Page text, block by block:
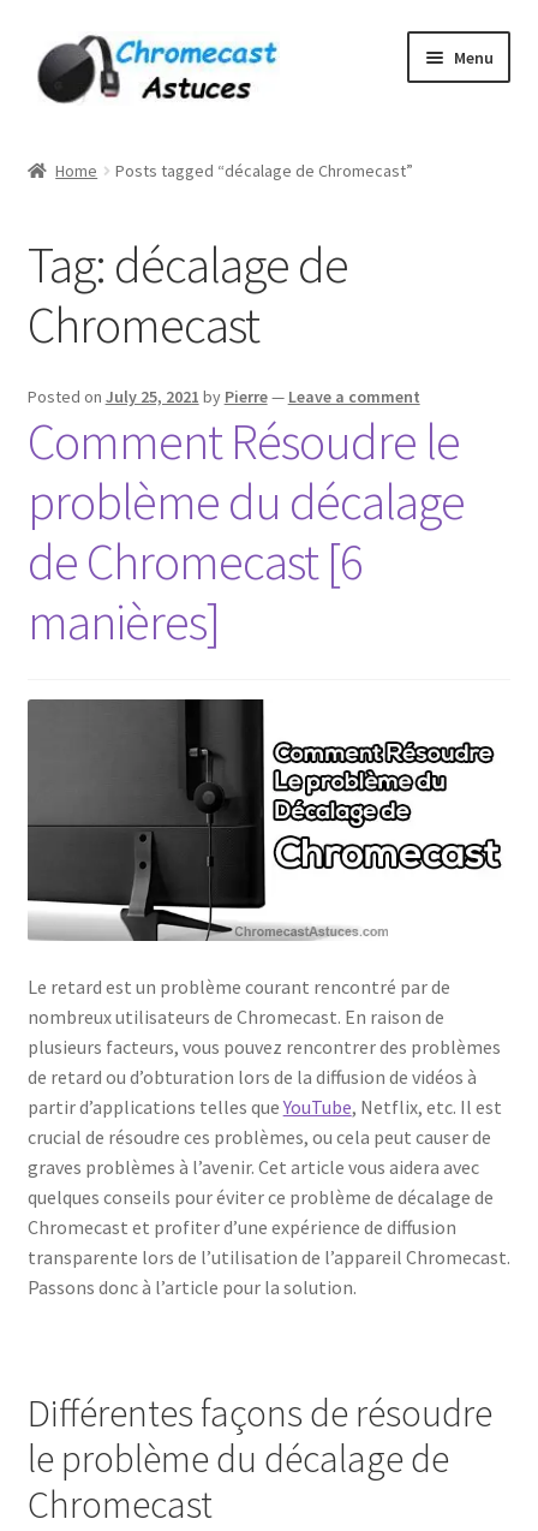
Skip
to
navigation
Skip
to
content
Menu
Cart
Checkout
Contact
Gang Sheet Builder Test
My account
Politique de confidentialité
Politique de confidentialité
Politique des cookies
Home Posts tagged “décalage de Chromecast”
Tag: décalage de
Chromecast
Posted on July 25, 2021 by Pierre— Leave a comment
Comment Résoudre le
problème du décalage
de Chromecast [6
manières]
Le retard est un problème courant rencontré par de
nombreux utilisateurs de Chromecast. En raison de
plusieurs facteurs, vous pouvez rencontrer des problèmes
de retard ou d’obturation lors de la diffusion de vidéos à
partir d’applications telles queYouTube, Netflix, etc. Il est
crucial de résoudre ces problèmes, ou cela peut causer de
graves problèmes à l’avenir. Cet article vous aidera avec
quelques conseils pour éviter ce problème de décalage de
Chromecast et profiter d’une expérience de diffusion
transparente lors de l’utilisation de l’appareil Chromecast.
Passons donc à l’article pour la solution.
Différentes façons de résoudre
le problème du décalage de
Chromecast